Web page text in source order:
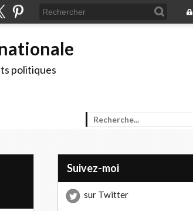
politiques
Suivez-moi
sur Twitter